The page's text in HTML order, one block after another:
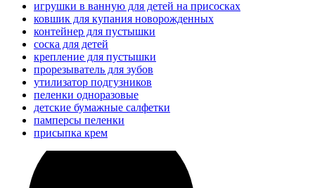
игрушки в ванную для детей на присосках
ковшик для купания новорожденных
контейнер для пустышки
соска для детей
крепление для пустышки
прорезыватель для зубов
утилизатор подгузников
пеленки одноразовые
детские бумажные салфетки
памперсы пеленки
присыпка крем